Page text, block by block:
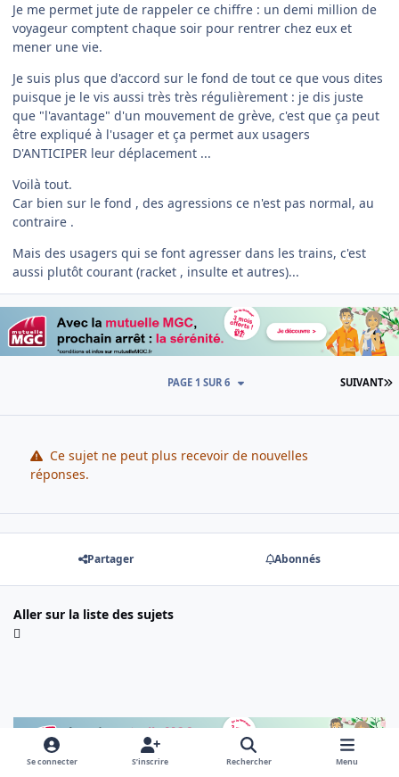
Je me permet jute de rappeler ce chiffre : un demi million de
voyageur comptent chaque soir pour rentrer chez eux et
mener une vie.
Je suis plus que d'accord sur le fond de tout ce que vous dites
puisque je le vis aussi très très régulièrement : je dis juste
que "l'avantage" d'un mouvement de grève, c'est que ça peut
être expliqué à l'usager et ça permet aux usagers
D'ANTICIPER leur déplacement ...
Voilà tout.
Car bien sur le fond , des agressions ce n'est pas normal, au
contraire .
Mais des usagers qui se font agresser dans les trains, c'est
aussi plutôt courant (racket , insulte et autres)...
SUIVANT
PAGE 1 SUR 6
Ce sujet ne peut plus recevoir de nouvelles
réponses.
Partager Abonnés
Aller sur la liste des sujets
Se connecter S’inscrire Rechercher Menu